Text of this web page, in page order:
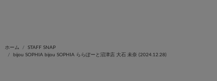
ホーム
STAFF SNAP
bijou SOPHIA bijou SOPHIA ららぽーと沼津店 大石 未奈 (2024.12.28)